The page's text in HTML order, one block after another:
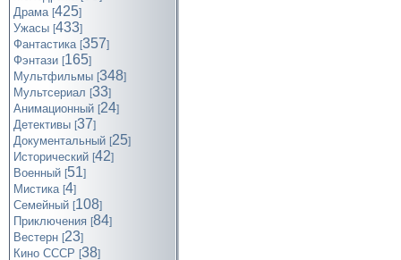
Драма [425]
Ужасы [433]
Фантастика [357]
Фэнтази [165]
Мультфильмы [348]
Мультсериал [33]
Анимационный [24]
Детективы [37]
Документальный [25]
Исторический [42]
Военный [51]
Мистика [4]
Семейный [108]
Приключения [84]
Вестерн [23]
Кино СССР [38]